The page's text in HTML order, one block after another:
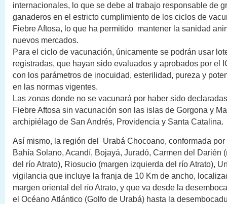
internacionales, lo que se debe al trabajo responsable de
ganaderos en el estricto cumplimiento de los ciclos de
Fiebre Aftosa, lo que ha permitido mantener la sanidad
nuevos mercados.
Para el ciclo de vacunación, únicamente se podrán usar
registradas, que hayan sido evaluados y aprobados por el
con los parámetros de inocuidad, esterilidad, pureza y
en las normas vigentes.
Las zonas donde no se vacunará por haber sido
Fiebre Aftosa sin vacunación son las islas de Gorgona y
archipiélago de San Andrés, Providencia y Santa Catalina.
Así mismo, la región del Urabá Chocoano, conformada
Bahía Solano, Acandí, Bojayá, Juradó, Carmen del Darién
del río Atrato), Riosucio (margen izquierda del río Atrato),
vigilancia que incluye la franja de 10 Km de ancho,
margen oriental del río Atrato, y que va desde la
el Océano Atlántico (Golfo de Urabá) hasta la